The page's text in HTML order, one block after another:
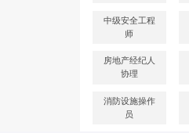
中级安全工程
师
房地产经纪人
协理
消防设施操作
员